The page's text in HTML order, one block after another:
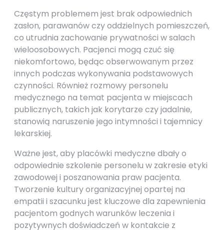
Częstym problemem jest brak odpowiednich
zasłon, parawanów czy oddzielnych pomieszczeń,
co utrudnia zachowanie prywatności w salach
wieloosobowych. Pacjenci mogą czuć się
niekomfortowo, będąc obserwowanym przez
innych podczas wykonywania podstawowych
czynności. Również rozmowy personelu
medycznego na temat pacjenta w miejscach
publicznych, takich jak korytarze czy jadalnie,
stanowią naruszenie jego intymności i tajemnicy
lekarskiej.
Ważne jest, aby placówki medyczne dbały o
odpowiednie szkolenie personelu w zakresie etyki
zawodowej i poszanowania praw pacjenta.
Tworzenie kultury organizacyjnej opartej na
empatii i szacunku jest kluczowe dla zapewnienia
pacjentom godnych warunków leczenia i
pozytywnych doświadczeń w kontakcie z